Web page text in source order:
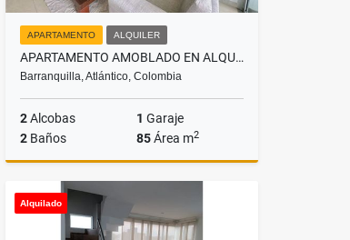
APARTAMENTO ALQUILER
APARTAMENTO AMOBLADO EN ALQUILER, SECTOR BUENAVISTA.
Barranquilla, Atlántico, Colombia
2Alcobas 1 Garaje
2 Baños 85Área m2
$350.000
Alquilado